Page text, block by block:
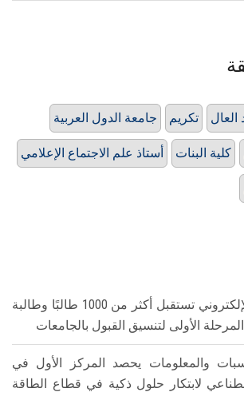
جامعة الدول العربية تكريم العال
أستاذ علم الاجتماع الإعلامي كلية البنات
معامل التنسيق الإلكتروني تستقبل أكثر من 1000 طالبًا وطالبة
الأولى لتنسيق القبول بالجامعات
والمعلومات يحصد المركز الأول في
لابتكار حلول ذكية في قطاع الطاقة